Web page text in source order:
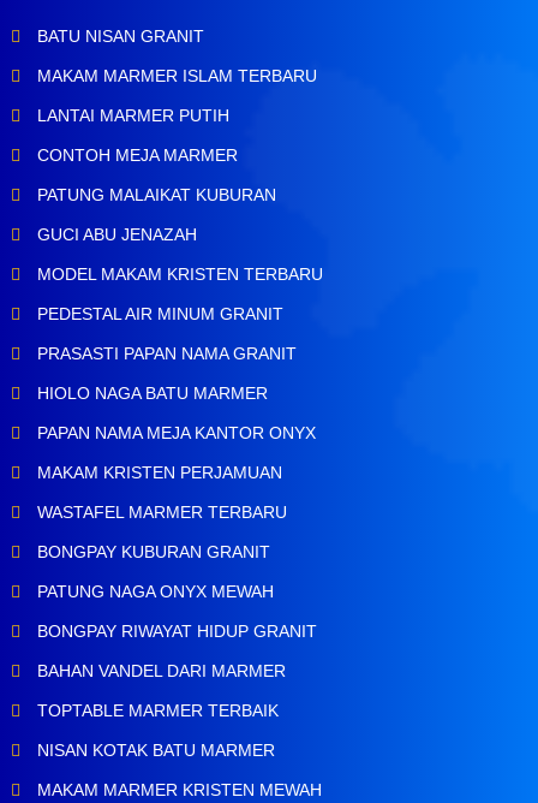
BATU NISAN GRANIT
MAKAM MARMER ISLAM TERBARU
LANTAI MARMER PUTIH
CONTOH MEJA MARMER
PATUNG MALAIKAT KUBURAN
GUCI ABU JENAZAH
MODEL MAKAM KRISTEN TERBARU
PEDESTAL AIR MINUM GRANIT
PRASASTI PAPAN NAMA GRANIT
HIOLO NAGA BATU MARMER
PAPAN NAMA MEJA KANTOR ONYX
MAKAM KRISTEN PERJAMUAN
WASTAFEL MARMER TERBARU
BONGPAY KUBURAN GRANIT
PATUNG NAGA ONYX MEWAH
BONGPAY RIWAYAT HIDUP GRANIT
BAHAN VANDEL DARI MARMER
TOPTABLE MARMER TERBAIK
NISAN KOTAK BATU MARMER
MAKAM MARMER KRISTEN MEWAH